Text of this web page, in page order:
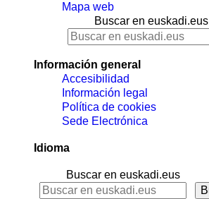
Mapa web
Buscar en euskadi.eus
Información general
Accesibilidad
Información legal
Política de cookies
Sede Electrónica
Idioma
Buscar en euskadi.eus